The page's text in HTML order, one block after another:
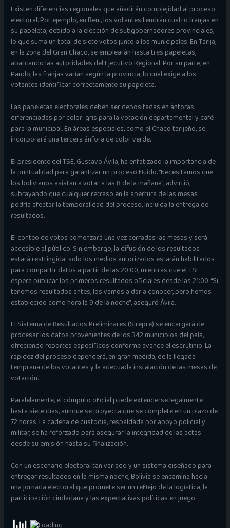
Existen diferencias regionales que añadirán complejidad al proceso
electoral. Por ejemplo, en Beni, los votantes tendrán cuatro franjas en
su papeleta, debido a la elección de subgobernadores provinciales,
lo que suma un total de siete votos junto a los municipales. En Tarija,
en la zona del Gran Chaco, se emplearán hasta tres papeletas,
abarcando las autoridades del Ejecutivo Regional. Por su parte, en
Pando, las franjas varían según la provincia, lo cual exige a los
votantes identificar correctamente su papeleta.
Las papeletas electorales deben ser depositadas en ánforas
diferenciadas por color: gris para la votación departamental y café
para la municipal. En áreas especiales, como el Chaco tarijeño, se
incorporará una tercera ánfora de color verde.
El presidente del TSE, Gustavo Ávila, ha enfatizado la importancia de
la puntualidad para garantizar un proceso fluido. “Necesitamos que
los bolivianos asistan a votar a las 8 de la mañana”, advirtió,
subrayando que cualquier retraso en la apertura de las mesas
podría afectar la temporalidad del proceso, incluida la entrega de
resultados.
El conteo de votos comenzará una vez cerradas las mesas y será
accesible al público. Sin embargo, la difusión de los resultados
estará restringida: solo los medios autorizados estarán habilitados
para compartir datos a partir de las 20:00, mientras que el TSE
espera publicar los primeros resultados oficiales desde las 21:00. “Si
tenemos resultados antes, los vamos a dar a conocer, pero hemos
establecido como hora la 9 de la noche”, aseguró Ávila.
El Sistema de Resultados Preliminares (Sirepre) se encargará de
procesar los datos provenientes de los 342 municipios del país,
ofreciendo reportes específicos conforme avance el escrutinio. La
rapidez del proceso dependerá, en gran medida, de la llegada
temprana de los votantes y la adecuada instalación de las mesas de
votación.
Paralelamente, el cómputo oficial puede extenderse legalmente
hasta siete días, aunque se proyecta que se complete en un plazo de
72 horas. La cadena de custodia, respaldada por apoyo policial y
militar, se ha reforzado para asegurar la integridad de las actas
desde su emisión hasta su finalización.
Con un escenario electoral tan variado y un sistema diseñado para
entregar resultados en la misma noche, Bolivia se encamina hacia
una jornada electoral que promete ser un reflejo de la logística, la
participación ciudadana y las expectativas políticas en juego.